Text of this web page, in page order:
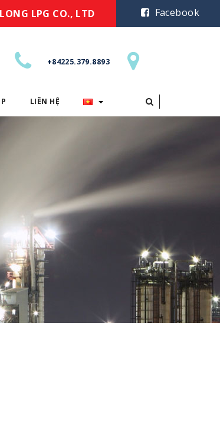
LPG CO., LTD Facebook
+84225.379.8893
LIÊN HỆ